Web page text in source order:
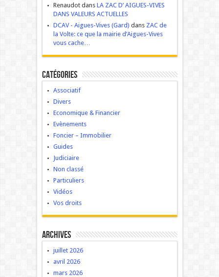
Renaudot dans LA ZAC D’ AIGUES-VIVES
DANS VALEURS ACTUELLES
DCAV - Aigues-Vives (Gard) dans ZAC de
la Volte: ce que la mairie d’Aigues-Vives
vous cache…
Catégories
Associatif
Divers
Economique & Financier
Evènements
Foncier – Immobilier
Guides
Judiciaire
Non classé
Particuliers
Vidéos
Vos droits
Archives
juillet 2026
avril 2026
mars 2026